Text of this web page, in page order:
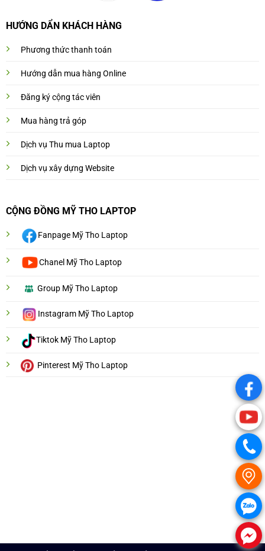
HƯỚNG DẨN KHÁCH HÀNG
Phương thức thanh toán
Hướng dẫn mua hàng Online
Đăng ký cộng tác viên
Mua hàng trả góp
Dịch vụ Thu mua Laptop
Dịch vụ xây dựng Website
CỘNG ĐỒNG MỸ THO LAPTOP
Fanpage Mỹ Tho Laptop
Chanel Mỹ Tho Laptop
Group Mỹ Tho Laptop
Instagram Mỹ Tho Laptop
Tiktok Mỹ Tho Laptop
Pinterest Mỹ Tho Laptop
.
.
.
.
.
.